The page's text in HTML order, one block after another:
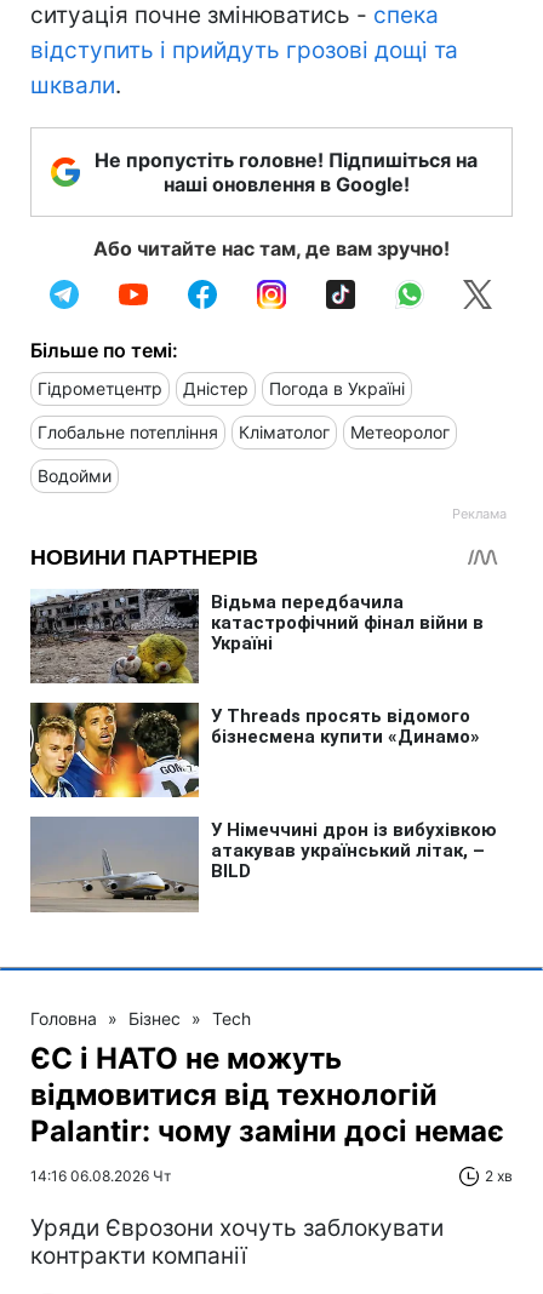
ситуація почне змінюватись - спека
відступить і прийдуть грозові дощі та
шквали.
Не пропустіть головне! Підпишіться на
наші оновлення в Google!
Або читайте нас там, де вам зручно!
Більше по темі:
Гідрометцентр Дністер Погода в Україні
Глобальне потепління Кліматолог Метеоролог
Водойми
Головна » Бізнес » Tech
ЄС і НАТО не можуть
відмовитися від технологій
Palantir: чому заміни досі немає
14:16 06.08.2026 Чт 2 хв
Уряди Єврозони хочуть заблокувати
контракти компанії